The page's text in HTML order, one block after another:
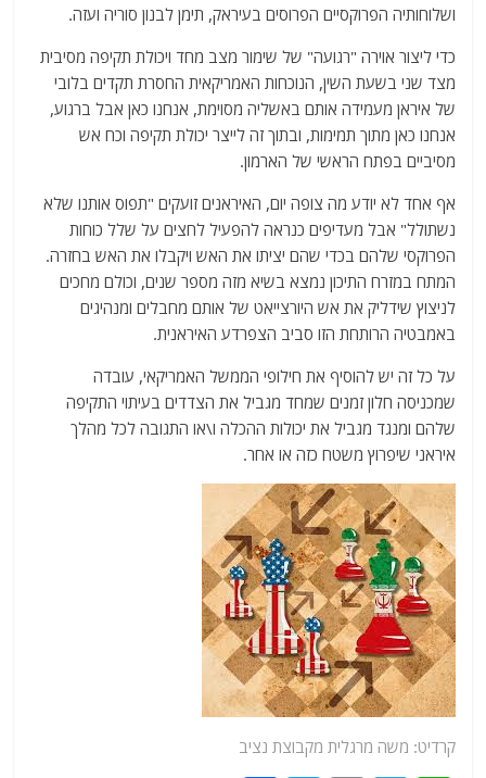
ושלוחותיה הפרוקסיים הפרוסים בעיראק, תימן לבנון סוריה ועזה.
כדי ליצור אוירה "רגועה" של שימור מצב מחד ויכולת תקיפה מסיבית
מצד שני בשעת השין, הנוכחות האמריקאית החסרת תקדים בלובי
של איראן מעמידה אותם באשליה מסוימת, אנחנו כאן אבל ברגוע,
אנחנו כאן מתוך תמימות, ובתוך זה לייצר יכולת תקיפה וכח אש
מסיביים בפתח הראשי של הארמון.
אף אחד לא יודע מה צופה יום, האיראנים זועקים "תפוס אותנו שלא
נשתולל" אבל מעדיפים כנראה להפעיל לחצים על שלל כוחות
הפרוקסי שלהם בכדי שהם יציתו את האש ויקבלו את האש בחזרה.
המתח במזרח התיכון נמצא בשיא מזה מספר שנים, וכולם מחכים
לניצוץ שידליק את אש היורצייאט של אותם מחבלים ומנהיגים
באמבטיה הרותחת הזו סביב הצפרדע האיראנית.
על כל זה יש להוסיף את חילופי הממשל האמריקאי, עובדה
שמכניסה חלון זמנים שמחד מגביל את הצדדים בעיתוי התקיפה
שלהם ומנגד מגביל את יכולות ההכלה ו\או התגובה לכל מהלך
איראני שיפרוץ משטח כזה או אחר.
קרדיט: משה מרגלית מקבוצת נציב